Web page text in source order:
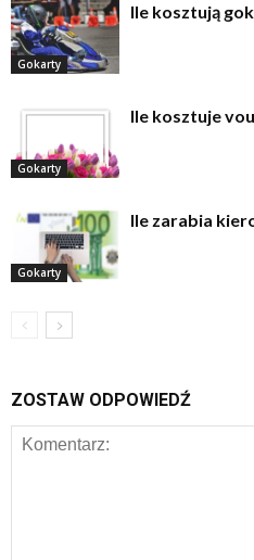
Gokarty
Ile kosztują
Gokarty
Ile kosztuje
Gokarty
Ile zarabia
ZOSTAW ODPOWIEDŹ